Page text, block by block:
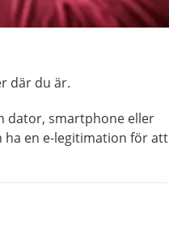
där du är.
dator, smartphone eller
en e-legitimation för att
län